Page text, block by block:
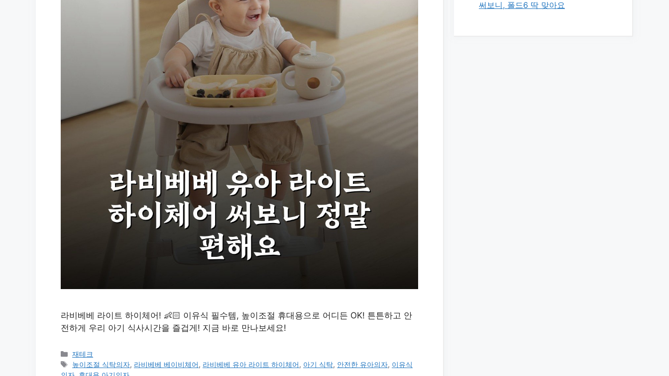
라비베베 라이트 하이체어! 👶🏻 이유식 필수템, 높이조절 휴대용으로 어디든 OK! 튼튼하고 안
전하게 우리 아기 식사시간을 즐겁게! 지금 바로 만나보세요!
카
테
재테크
태
높이조절 식탁의자, 라비베베 베이비체어, 라비베베 유아 라이트 하이체어, 아기 식탁, 안전한 유아의자, 이유식
써보니, 폴드6 딱 맞아요